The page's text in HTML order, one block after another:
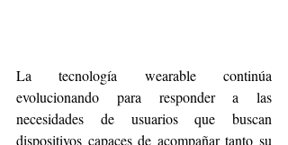
La tecnología wearable continúa
evolucionando para responder a las
necesidades de usuarios que buscan
dispositivos capaces de acompañar tanto su